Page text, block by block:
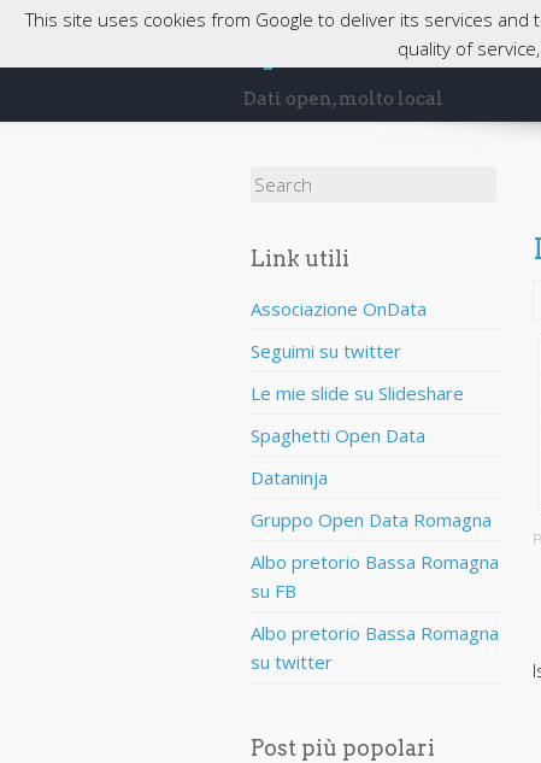
Dati open, molto local
Search for:
Link utili
Associazione OnData
Seguimi su twitter
Le mie slide su Slideshare
Spaghetti Open Data
Dataninja
Gruppo Open Data Romagna
Albo pretorio Bassa Romagna
su FB
Albo pretorio Bassa Romagna
su twitter
Post più popolari
This site uses cookies from Google to deliver its services
quality of